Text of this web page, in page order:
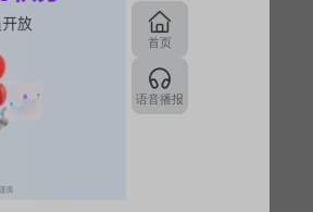
首页
语音播报